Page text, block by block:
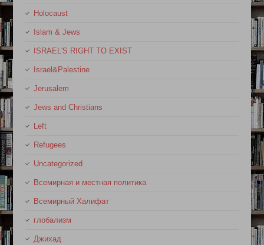
Holocaust
Islam & Jews
ISRAEL'S RIGHT TO EXIST
Israel&Palestine
Jerusalem
Jews and Christians
Left
Refugees
Uncategorized
Всемирная и местная политика
Всемирный Халифат
глобализм
Джихад